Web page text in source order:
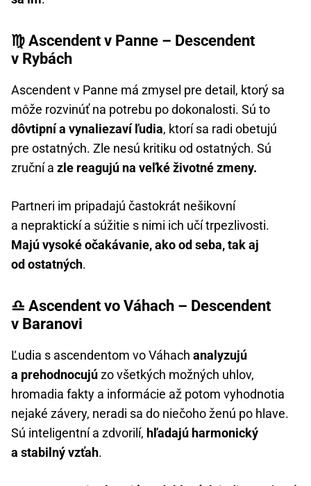
♍ Ascendent v Panne – Descendent
v Rybách
Ascendent v Panne má zmysel pre detail, ktorý sa
môže rozvinúť na potrebu po dokonalosti. Sú to
dôvtipní a vynaliezaví ľudia, ktorí sa radi obetujú
pre ostatných. Zle nesú kritiku od ostatných. Sú
zruční a zle reagujú na veľké životné zmeny.
Partneri im pripadajú častokrát nešikovní
a nepraktickí a súžitie s nimi ich učí trpezlivosti.
Majú vysoké očakávanie, ako od seba, tak aj
od ostatných.
♎ Ascendent vo Váhach – Descendent
v Baranovi
Ľudia s ascendentom vo Váhach analyzujú
a prehodnocujúzo všetkých možných uhlov,
hromadia fakty a informácie až potom vyhodnotia
nejaké závery, neradi sa do niečoho ženú po hlave.
Sú inteligentní a zdvorilí, hľadajú harmonický
a stabilný vzťah.